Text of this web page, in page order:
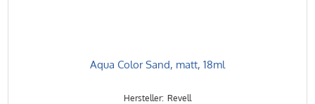
Aqua Color Sand, matt, 18ml
Revell